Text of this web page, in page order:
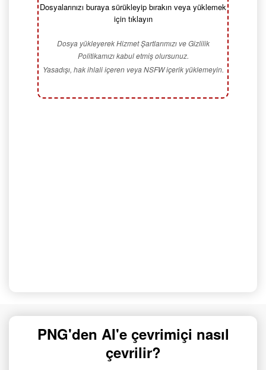
Dosyalarınızı buraya sürükleyip bırakın veya yüklemek
için tıklayın
Dosya yükleyerek Hizmet Şartlarımızı ve Gizlilik
Politikamızı kabul etmiş olursunuz.
Yasadışı, hak ihlali içeren veya NSFW içerik yüklemeyin.
PNG'den AI'e çevrimiçi nasıl
çevrilir?